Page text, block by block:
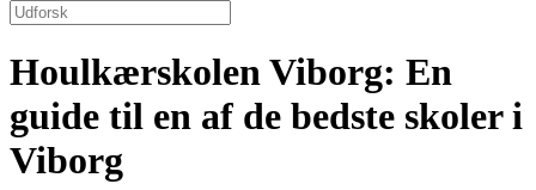
Houlkærskolen Viborg: En
guide til en af de bedste skoler i
Viborg